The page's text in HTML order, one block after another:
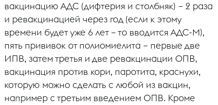
вакцинацию АДС (дифтерия и столбняк) – 2 раза
и ревакцинацией через год (если к этому
времени будет уже 6 лет – то вводится АДС-М),
пять прививок от полиомиелита – первые две
ИПВ, затем третья и две ревакцинации ОПВ,
вакцинация против кори, паротита, краснухи,
которую можно сделать с любой из вакцин,
например с третьим введением ОПВ. Кроме